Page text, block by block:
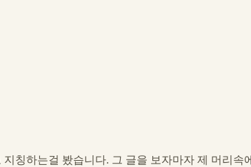
칭하는걸 봤습니다. 그 글을 보자마자 제 머리